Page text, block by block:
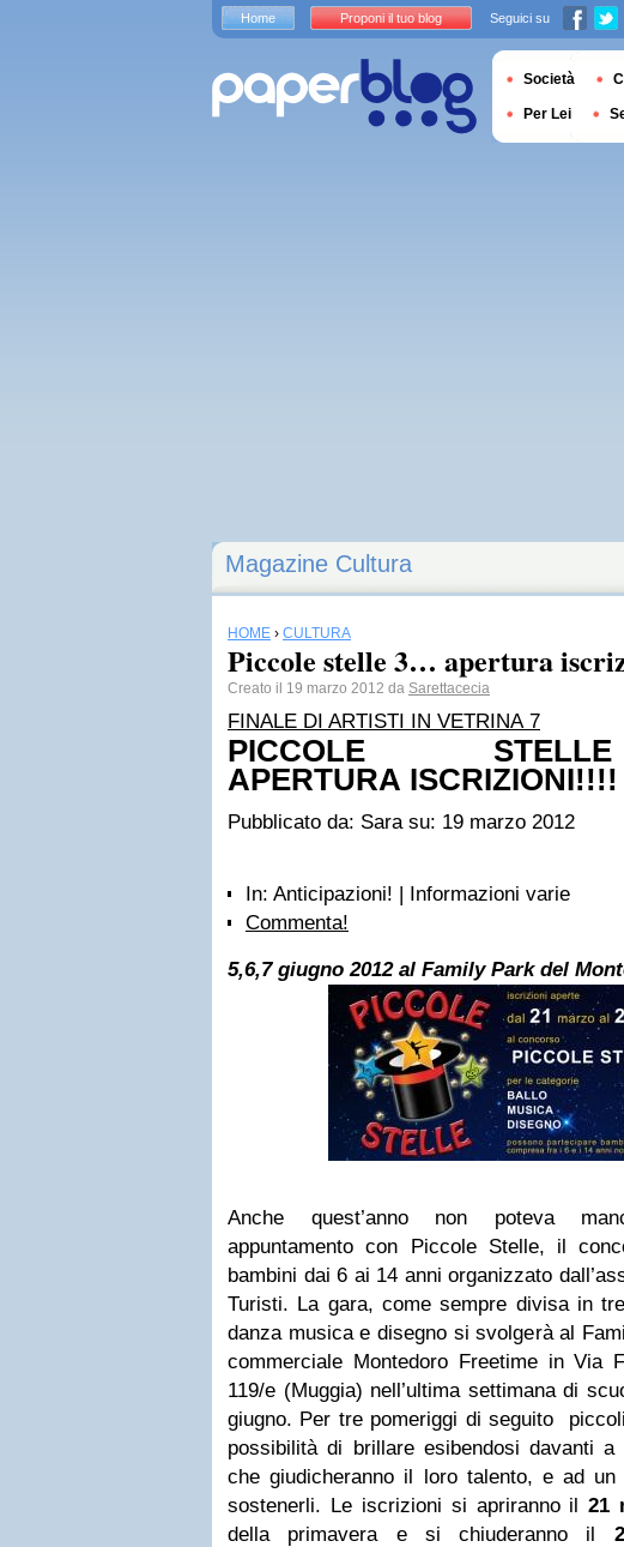
Magazine Cultura
HOME › CULTURA
Piccole stelle 3… apertura
Creato il 19 marzo 2012 da Sarettacecia
FINALE DI ARTISTI IN VETRINA 7
PICCOLE
APERTURA ISCRIZIONI!!!!
Pubblicato da: Sara su: 19 marzo 2012
In: Anticipazioni! | Informazioni varie
Commenta!
5,6,7 giugno 2012 al Family Park del
Anche quest’anno non poteva
appuntamento con Piccole Stelle, il
bambini dai 6 ai 14 anni organizzato
Turisti. La gara, come sempre divisa in
danza musica e disegno si svolgerà al
commerciale Montedoro Freetime in Via
119/e (Muggia) nell’ultima settimana di
giugno. Per tre pomeriggi di seguito
possibilità di brillare esibendosi davanti a
che giudicheranno il loro talento, e ad un
sostenerli. Le iscrizioni si apriranno il 21
della primavera e si chiuderanno il
Home Proponi il tuo blog Seguici su
Società
Per Lei